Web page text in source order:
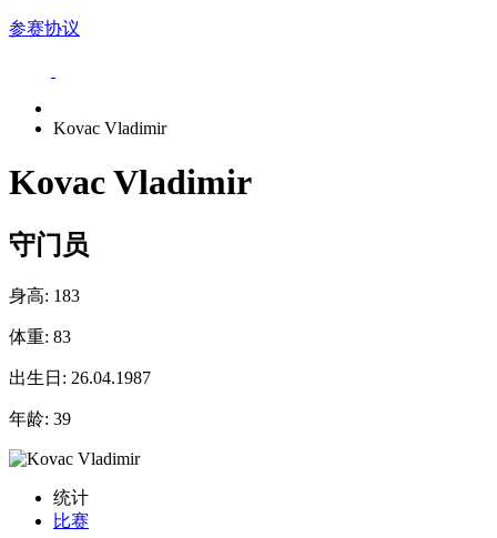
参赛协议
Kovac Vladimir
Kovac Vladimir
守门员
身高: 183
体重: 83
出生日: 26.04.1987
年龄: 39
统计
比赛